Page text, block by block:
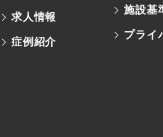
求人情報
症例紹介
施設基
プライ